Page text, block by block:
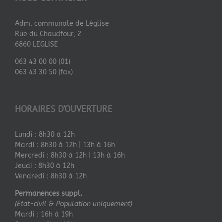
Adm. communale de Léglise
Rue du Chaudfour, 2
6860 LEGLISE
063 43 00 00 (01)
063 43 30 50 (fax)
HORAIRES D’OUVERTURE
Lundi : 8h30 à 12h
Mardi : 8h30 à 12h | 13h à 16h
Mercredi : 8h30 à 12h | 13h à 16h
Jeudi : 8h30 à 12h
Vendredi : 8h30 à 12h
Permanences suppl.
(Etat-civil & Population uniquement)
Mardi : 16h à 19h